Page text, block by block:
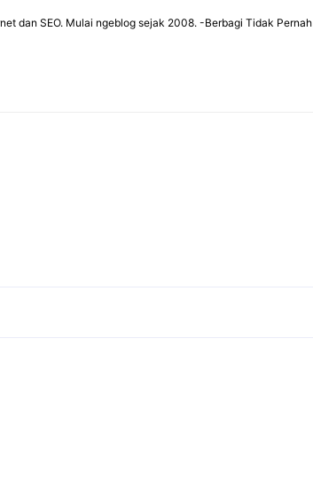
dan SEO. Mulai ngeblog sejak 2008. -Berbagi Tidak Pernah